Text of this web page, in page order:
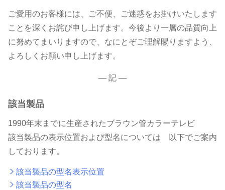
知
ら
と
お
願
い
ご愛用のお客様には、ご不便、ご迷惑をお掛けいたします
ことを深くお詫び申し上げます。今後より一層の品質向上
に努めてまいりますので、なにとぞご理解賜りますよう、
よろしくお願い申し上げます。
— 記 —
該当製品
1990年末までに生産されたブラウン管カラーテレビ
該当製品の表示位置および型名については 以下でご案内
しております。
該当製品の型名表示位置
該当製品の型名